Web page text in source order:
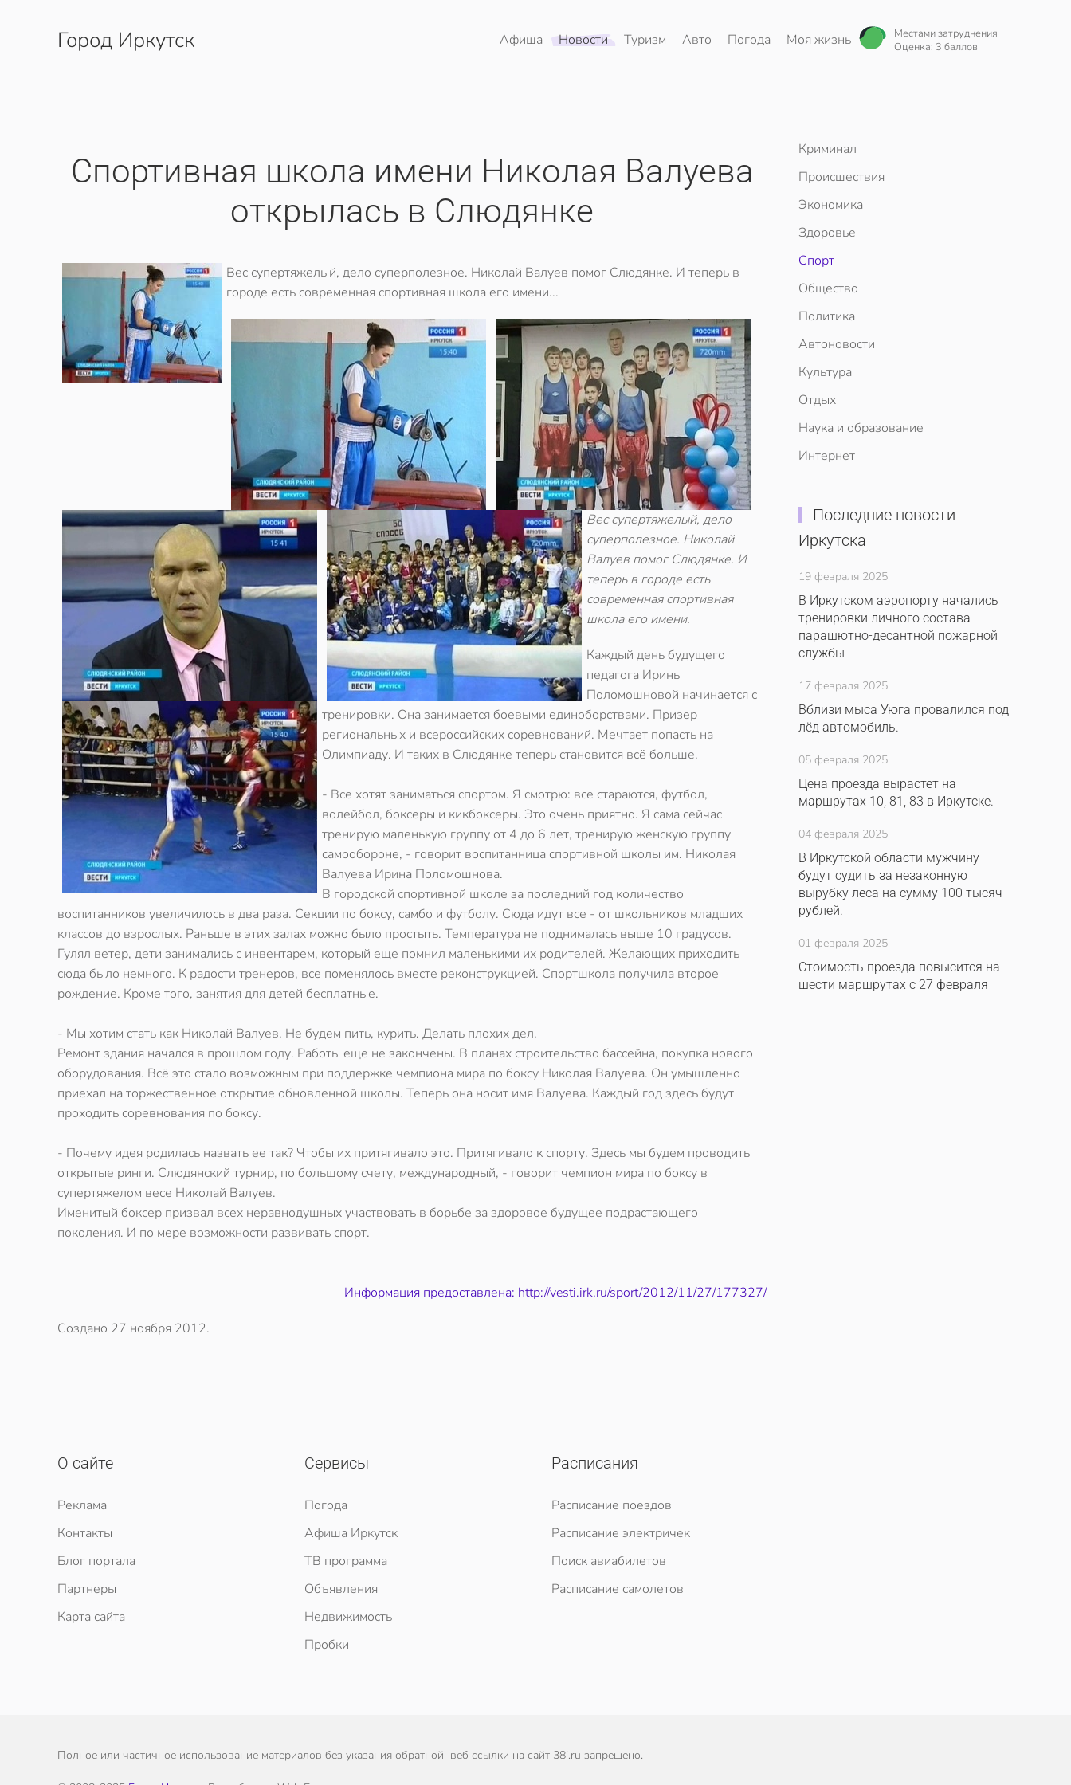
Перейти к содержимому
Город Иркутск Афиша Новости Туризм Авто Погода Моя жизнь
Местами затруднения
Оценка: 3 баллов
Спортивная школа имени Николая Валуева
открылась в Слюдянке
Вес супертяжелый, дело суперполезное. Николай Валуев помог Слюдянке. И теперь в
городе есть современная спортивная школа его имени...
Вес супертяжелый, дело
суперполезное. Николай
Валуев помог Слюдянке. И
теперь в городе есть
современная спортивная
школа его имени.
Каждый день будущего
педагога Ирины
Поломошновой начинается с
тренировки. Она занимается боевыми единоборствами. Призер
региональных и всероссийских соревнований. Мечтает попасть на
Олимпиаду. И таких в Слюдянке теперь становится всё больше.
- Все хотят заниматься спортом. Я смотрю: все стараются, футбол,
волейбол, боксеры и кикбоксеры. Это очень приятно. Я сама сейчас
тренирую маленькую группу от 4 до 6 лет, тренирую женскую группу
самообороне, - говорит воспитанница спортивной школы им. Николая
Валуева Ирина Поломошнова.
В городской спортивной школе за последний год количество
воспитанников увеличилось в два раза. Секции по боксу, самбо и футболу. Сюда идут все - от школьников младших
классов до взрослых. Раньше в этих залах можно было простыть. Температура не поднималась выше 10 градусов.
Гулял ветер, дети занимались с инвентарем, который еще помнил маленькими их родителей. Желающих приходить
сюда было немного. К радости тренеров, все поменялось вместе реконструкцией. Спортшкола получила второе
рождение. Кроме того, занятия для детей бесплатные.
- Мы хотим стать как Николай Валуев. Не будем пить, курить. Делать плохих дел.
Ремонт здания начался в прошлом году. Работы еще не закончены. В планах строительство бассейна, покупка нового
оборудования. Всё это стало возможным при поддержке чемпиона мира по боксу Николая Валуева. Он умышленно
приехал на торжественное открытие обновленной школы. Теперь она носит имя Валуева. Каждый год здесь будут
проходить соревнования по боксу.
- Почему идея родилась назвать ее так? Чтобы их притягивало это. Притягивало к спорту. Здесь мы будем проводить
открытые ринги. Слюдянский турнир, по большому счету, международный, - говорит чемпион мира по боксу в
супертяжелом весе Николай Валуев.
Именитый боксер призвал всех неравнодушных участвовать в борьбе за здоровое будущее подрастающего
поколения. И по мере возможности развивать спорт.
Информация предоставлена: http://vesti.irk.ru/sport/2012/11/27/177327/
Создано 27 ноября 2012.
Криминал
Происшествия
Экономика
Здоровье
Спорт
Общество
Политика
Автоновости
Культура
Отдых
Наука и образование
Интернет
Последние новости
Иркутска
19 февраля 2025
В Иркутском аэропорту начались
тренировки личного состава
парашютно-десантной пожарной
службы
17 февраля 2025
Вблизи мыса Уюга провалился под
лёд автомобиль.
05 февраля 2025
Цена проезда вырастет на
маршрутах 10, 81, 83 в Иркутске.
04 февраля 2025
В Иркутской области мужчину
будут судить за незаконную
вырубку леса на сумму 100 тысяч
рублей.
01 февраля 2025
Стоимость проезда повысится на
шести маршрутах с 27 февраля
О сайте
Реклама
Контакты
Блог портала
Партнеры
Карта сайта
Сервисы
Погода
Афиша Иркутск
ТВ программа
Объявления
Недвижимость
Пробки
Расписания
Расписание поездов
Расписание электричек
Поиск авиабилетов
Расписание самолетов
Полное или частичное использование материалов без указания обратной веб ссылки на сайт 38i.ru запрещено.